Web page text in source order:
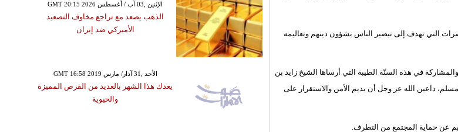
التي تهدف إلى تبصير الناس بشؤون دينهم وتعاليمه
والمشاركة في هذه السنّة الطيبة التي أرساها الشيخ زايد بن
داعين الله عز وجل أن يديم الأمن والاستقرار على
عن حماية المجتمع من التطرف.
GMT 20:15 2026 الإثنين ,03 آب / أغسطس
الذهب يصعد مع تراجع مخاوف التصعيد
الأميركي ضد إيران
GMT 16:58 2019 الأحد ,31 آذار/ مارس
يعدك هذا الشهر بالعديد من الفرص المميزة
والحيوية